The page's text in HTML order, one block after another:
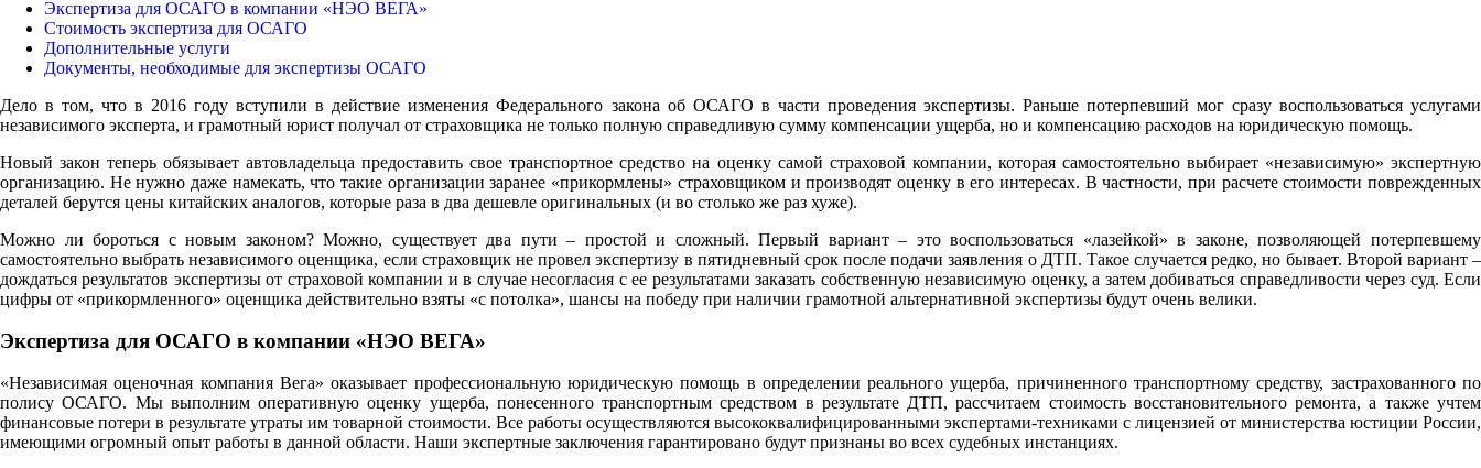
Экспертиза для ОСАГО в компании «НЭО ВЕГА»
Стоимость экспертиза для ОСАГО
Дополнительные услуги
Документы, необходимые для экспертизы ОСАГО
Дело в том, что в 2016 году вступили в действие изменения Федерального закона об ОСАГО в части проведения экспертизы. Раньше потерпевший мог сразу воспользоваться услугами
независимого эксперта, и грамотный юрист получал от страховщика не только полную справедливую сумму компенсации ущерба, но и компенсацию расходов на юридическую помощь.
Новый закон теперь обязывает автовладельца предоставить свое транспортное средство на оценку самой страховой компании, которая самостоятельно выбирает «независимую» экспертную
организацию. Не нужно даже намекать, что такие организации заранее «прикормлены» страховщиком и производят оценку в его интересах. В частности, при расчете стоимости поврежденных
деталей берутся цены китайских аналогов, которые раза в два дешевле оригинальных (и во столько же раз хуже).
Можно ли бороться с новым законом? Можно, существует два пути – простой и сложный. Первый вариант – это воспользоваться «лазейкой» в законе, позволяющей потерпевшему
самостоятельно выбрать независимого оценщика, если страховщик не провел экспертизу в пятидневный срок после подачи заявления о ДТП. Такое случается редко, но бывает. Второй вариант –
дождаться результатов экспертизы от страховой компании и в случае несогласия с ее результатами заказать собственную независимую оценку, а затем добиваться справедливости через суд. Если
цифры от «прикормленного» оценщика действительно взяты «с потолка», шансы на победу при наличии грамотной альтернативной экспертизы будут очень велики.
Экспертиза для ОСАГО в компании «НЭО ВЕГА»
«Независимая оценочная компания Вега» оказывает профессиональную юридическую помощь в определении реального ущерба, причиненного транспортному средству, застрахованного по
полису ОСАГО. Мы выполним оперативную оценку ущерба, понесенного транспортным средством в результате ДТП, рассчитаем стоимость восстановительного ремонта, а также учтем
финансовые потери в результате утраты им товарной стоимости. Все работы осуществляются высококвалифицированными экспертами-техниками с лицензией от министерства юстиции России,
имеющими огромный опыт работы в данной области. Наши экспертные заключения гарантировано будут признаны во всех судебных инстанциях.